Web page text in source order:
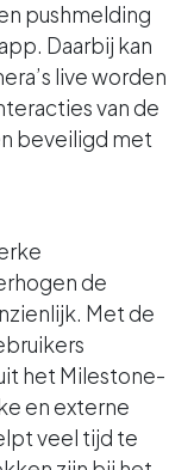
pushmelding
Daarbij kan
live worden
van de
beveiligd met
de
Met de
het Milestone-
en externe
veel tijd te